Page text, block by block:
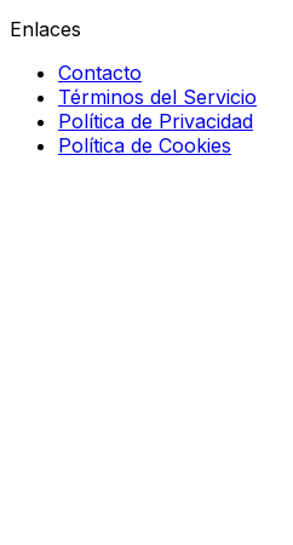
Enlaces
Contacto
Términos del Servicio
Política de Privacidad
Política de Cookies